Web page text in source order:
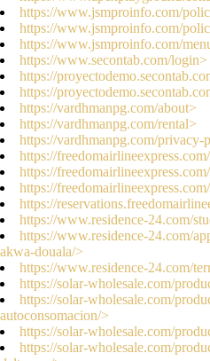
https://www.jsmproinfo.com/
https://www.jsmproinfo.com/
https://www.jsmproinfo.com/
https://www.secontab.com/login>
https://
https://
https://vardhmanpg.com/about>
https://vardhmanpg.com/rental>
https://vardhmanpg.com/privacy-
https://
https://
https://
https://
https://www.residence-24.com/
https://www.residence-24.com/
akwa-douala/>
https://www.residence-24.com/
https://solar-wholesale.com/
https://solar-wholesale.com/
autoconsomacion/>
https://solar-wholesale.com/
https://solar-wholesale.com/